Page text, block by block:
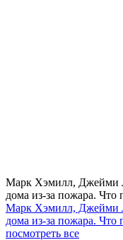
Марк Хэмилл, Джейми
дома из-за пожара. Что
Марк Хэмилл, Джейми
дома из-за пожара. Что
посмотреть все